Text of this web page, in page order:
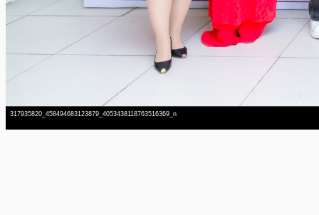
317935820_458494683123879_4053438118763516369_n